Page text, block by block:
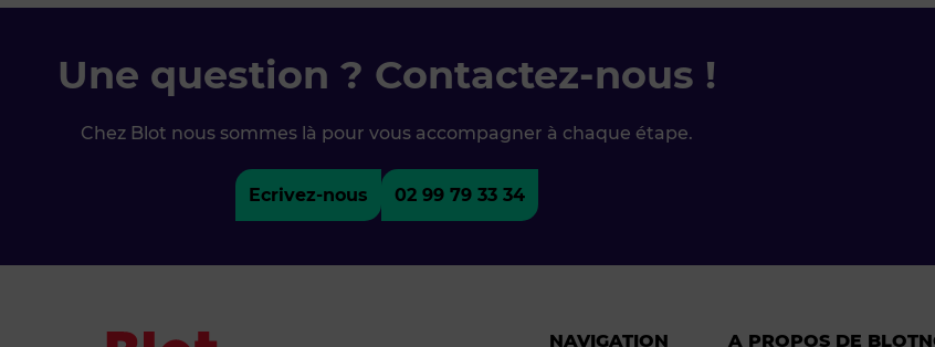
Une question ? Contactez-nous !
Chez Blot nous sommes là pour vous accompagner à chaque étape.
Ecrivez-nous 02 99 79 33 34
NAVIGATION
A PROPOS DE BLOT